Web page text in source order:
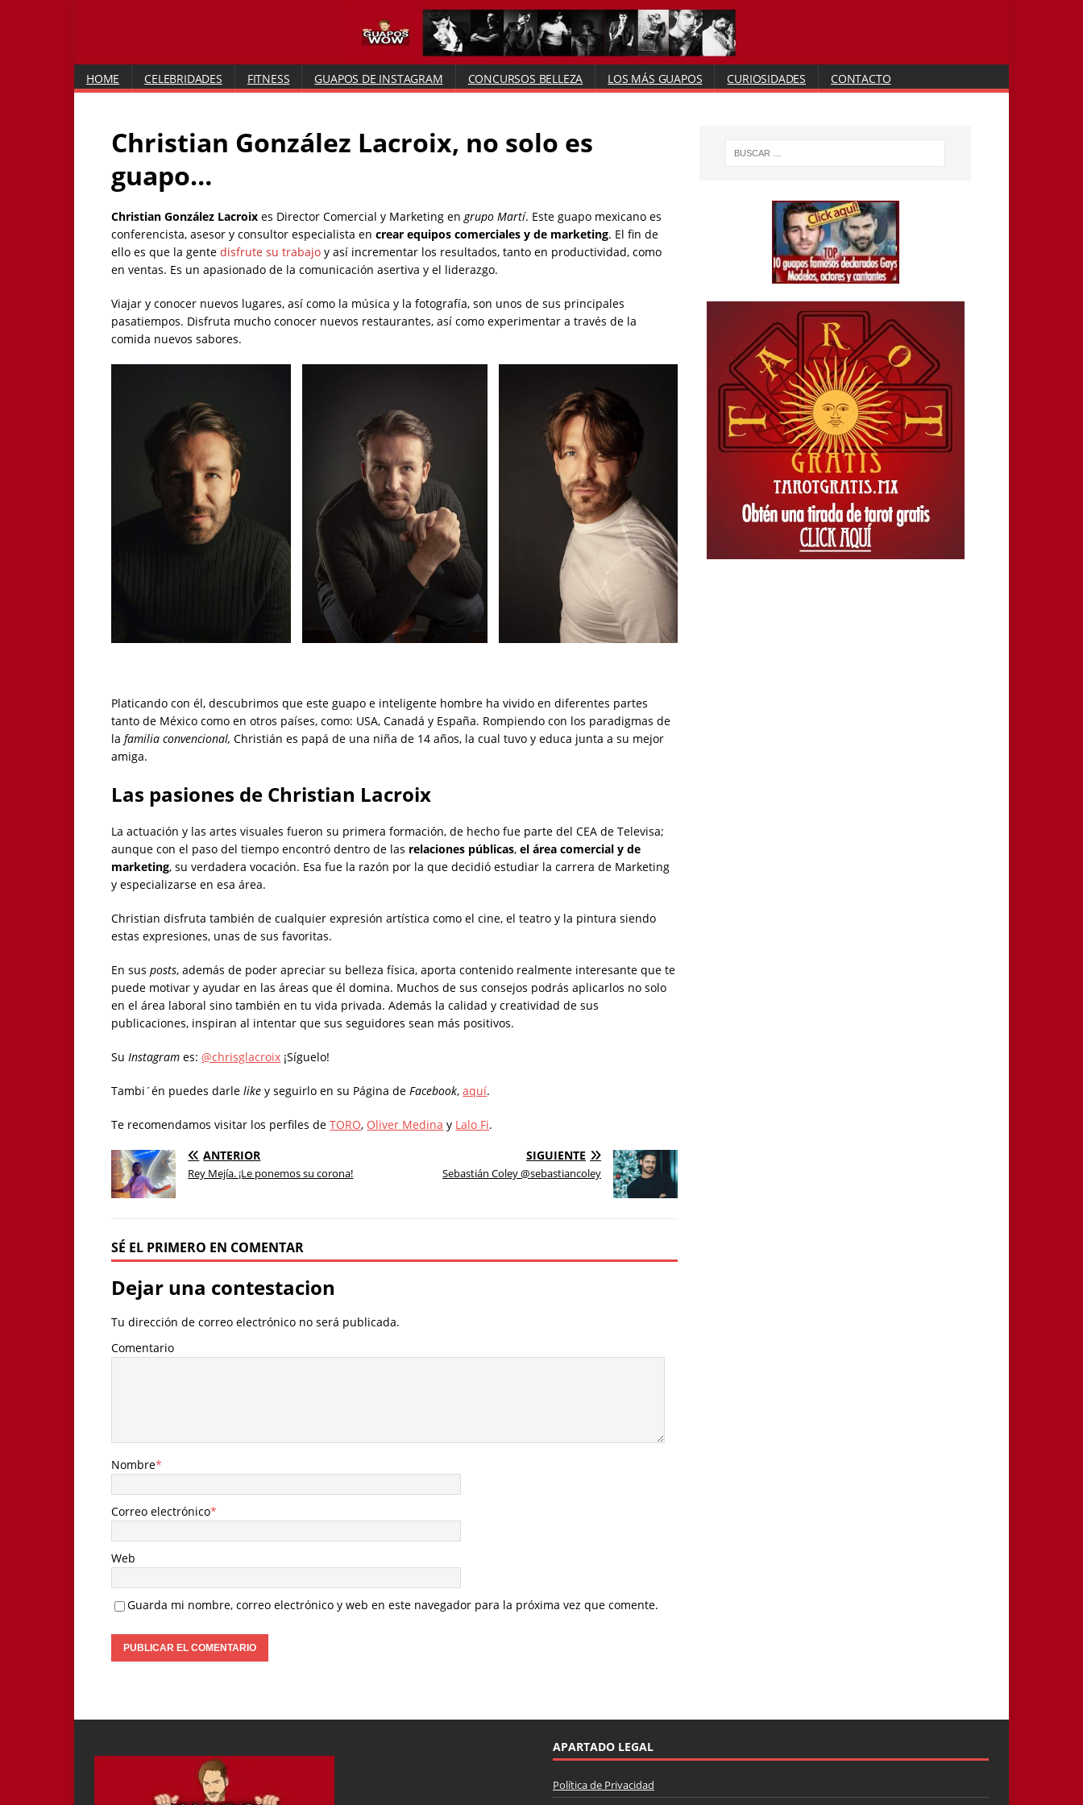
HOME CELEBRIDADES FITNESS GUAPOS DE INSTAGRAM CONCURSOS BELLEZA LOS MÁS GUAPOS CURIOSIDADES CONTACTO
Christian González Lacroix, no solo es
guapo…
Christian González Lacroix es Director Comercial y Marketing engrupo Martí. Este guapo mexicano es
conferencista, asesor y consultor especialista encrear equipos comerciales y de marketing. El fin de
ello es que la gentedisfrute su trabajo y así incrementar los resultados, tanto en productividad, como
en ventas. Es un apasionado de la comunicación asertiva y el liderazgo.
Viajar y conocer nuevos lugares, así como la música y la fotografía, son unos de sus principales
pasatiempos. Disfruta mucho conocer nuevos restaurantes, así como experimentar a través de la
comida nuevos sabores.
Platicando con él, descubrimos que este guapo e inteligente hombre ha vivido en diferentes partes
tanto de México como en otros países, como: USA, Canadá y España. Rompiendo con los paradigmas de
lafamilia convencional,Christián es papá de una niña de 14 años, la cual tuvo y educa junta a su mejor
amiga.
Las pasiones de Christian Lacroix
La actuación y las artes visuales fueron su primera formación, de hecho fue parte del CEA de Televisa;
aunque con el paso del tiempo encontró dentro de las relaciones públicas,el área comercial y de
marketing, su verdadera vocación. Esa fue la razón por la que decidió estudiar la carrera de Marketing
y especializarse en esa área.
Christian disfruta también de cualquier expresión artística como el cine, el teatro y la pintura siendo
estas expresiones, unas de sus favoritas.
En susposts, además de poder apreciar su belleza física, aporta contenido realmente interesante que te
puede motivar y ayudar en las áreas que él domina. Muchos de sus consejos podrás aplicarlos no solo
en el área laboral sino también en tu vida privada. Además la calidad y creatividad de sus
publicaciones, inspiran al intentar que sus seguidores sean más positivos.
SuInstagram es:@chrisglacroix ¡Síguelo!
Tambi´én puedes darle like y seguirlo en su Página deFacebook,aquí.
Te recomendamos visitar los perfiles deTORO, Oliver Medina y Lalo Fi.
ANTERIOR
Rey Mejía. ¡Le ponemos su corona!
SIGUIENTE
Sebastián Coley @sebastiancoley
SÉ EL PRIMERO EN COMENTAR
Dejar una contestacion
Tu dirección de correo electrónico no será publicada.
Comentario
Nombre*
Correo electrónico*
Web
Guarda mi nombre, correo electrónico y web en este navegador para la próxima vez que comente.
APARTADO LEGAL
Política de Privacidad